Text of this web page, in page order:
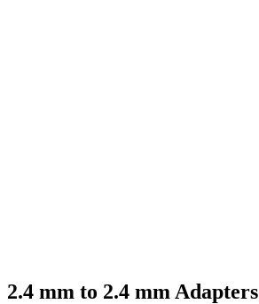
2.4 mm to 2.4 mm Adapters